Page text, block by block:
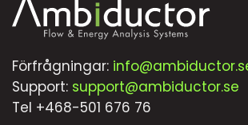
Förfrågningar:
Support: support@ambiductor.se
Tel +468-501 676 76